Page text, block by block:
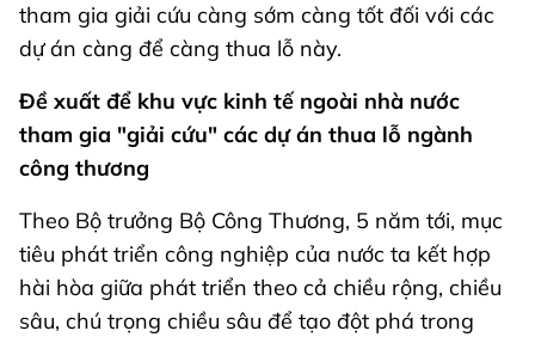
tham gia giải cứu càng sớm càng tốt đối với các
dự án càng để càng thua lỗ này.
Đề xuất để khu vực kinh tế ngoài nhà nước
tham gia "giải cứu" các dự án thua lỗ ngành
công thương
Theo Bộ trưởng Bộ Công Thương, 5 năm tới, mục
tiêu phát triển công nghiệp của nước ta kết hợp
hài hòa giữa phát triển theo cả chiều rộng, chiều
sâu, chú trọng chiều sâu để tạo đột phá trong